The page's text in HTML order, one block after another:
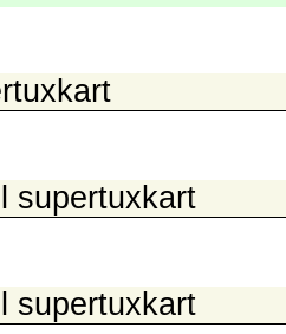
supertuxkart
supertuxkart